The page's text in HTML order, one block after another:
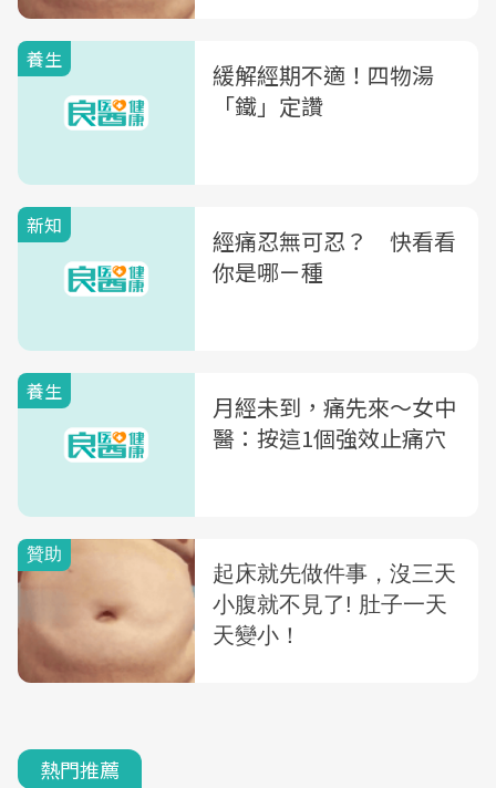
養生
緩解經期不適！四物湯
「鐵」定讚
新知
經痛忍無可忍？ 快看看
你是哪ㄧ種
養生
月經未到，痛先來～女中
醫：按這1個強效止痛穴
熱門推薦